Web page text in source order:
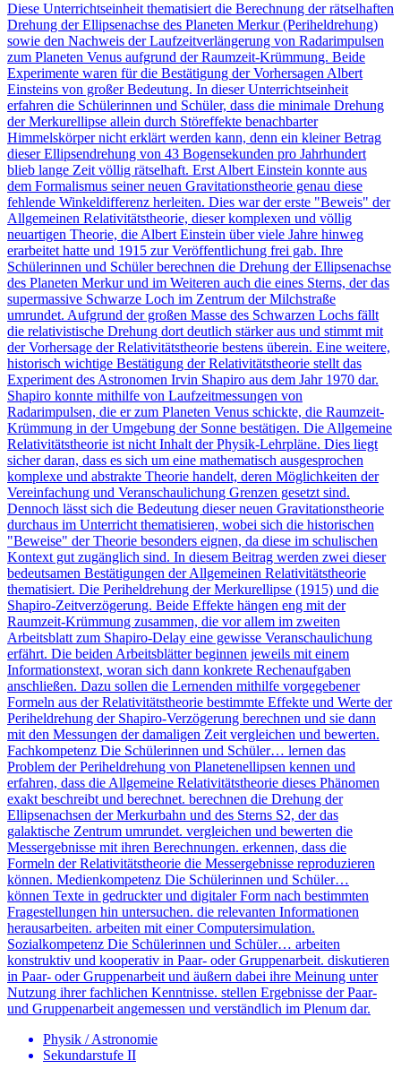
Diese Unterrichtseinheit thematisiert die Berechnung der rätselhaften
Drehung der Ellipsenachse des Planeten Merkur (Periheldrehung)
sowie den Nachweis der Laufzeitverlängerung von Radarimpulsen
zum Planeten Venus aufgrund der Raumzeit-Krümmung. Beide
Experimente waren für die Bestätigung der Vorhersagen Albert
Einsteins von großer Bedeutung. In dieser Unterrichtseinheit
erfahren die Schülerinnen und Schüler, dass die minimale Drehung
der Merkurellipse allein durch Störeffekte benachbarter
Himmelskörper nicht erklärt werden kann, denn ein kleiner Betrag
dieser Ellipsendrehung von 43 Bogensekunden pro Jahrhundert
blieb lange Zeit völlig rätselhaft. Erst Albert Einstein konnte aus
dem Formalismus seiner neuen Gravitationstheorie genau diese
fehlende Winkeldifferenz herleiten. Dies war der erste "Beweis" der
Allgemeinen Relativitätstheorie, dieser komplexen und völlig
neuartigen Theorie, die Albert Einstein über viele Jahre hinweg
erarbeitet hatte und 1915 zur Veröffentlichung frei gab. Ihre
Schülerinnen und Schüler berechnen die Drehung der Ellipsenachse
des Planeten Merkur und im Weiteren auch die eines Sterns, der das
supermassive Schwarze Loch im Zentrum der Milchstraße
umrundet. Aufgrund der großen Masse des Schwarzen Lochs fällt
die relativistische Drehung dort deutlich stärker aus und stimmt mit
der Vorhersage der Relativitätstheorie bestens überein. Eine weitere,
historisch wichtige Bestätigung der Relativitätstheorie stellt das
Experiment des Astronomen Irvin Shapiro aus dem Jahr 1970 dar.
Shapiro konnte mithilfe von Laufzeitmessungen von
Radarimpulsen, die er zum Planeten Venus schickte, die Raumzeit-
Krümmung in der Umgebung der Sonne bestätigen. Die Allgemeine
Relativitätstheorie ist nicht Inhalt der Physik-Lehrpläne. Dies liegt
sicher daran, dass es sich um eine mathematisch ausgesprochen
komplexe und abstrakte Theorie handelt, deren Möglichkeiten der
Vereinfachung und Veranschaulichung Grenzen gesetzt sind.
Dennoch lässt sich die Bedeutung dieser neuen Gravitationstheorie
durchaus im Unterricht thematisieren, wobei sich die historischen
"Beweise" der Theorie besonders eignen, da diese im schulischen
Kontext gut zugänglich sind. In diesem Beitrag werden zwei dieser
bedeutsamen Bestätigungen der Allgemeinen Relativitätstheorie
thematisiert. Die Periheldrehung der Merkurellipse (1915) und die
Shapiro-Zeitverzögerung. Beide Effekte hängen eng mit der
Raumzeit-Krümmung zusammen, die vor allem im zweiten
Arbeitsblatt zum Shapiro-Delay eine gewisse Veranschaulichung
erfährt. Die beiden Arbeitsblätter beginnen jeweils mit einem
Informationstext, woran sich dann konkrete Rechenaufgaben
anschließen. Dazu sollen die Lernenden mithilfe vorgegebener
Formeln aus der Relativitätstheorie bestimmte Effekte und Werte der
Periheldrehung der Shapiro-Verzögerung berechnen und sie dann
mit den Messungen der damaligen Zeit vergleichen und bewerten.
Fachkompetenz Die Schülerinnen und Schüler… lernen das
Problem der Periheldrehung von Planetenellipsen kennen und
erfahren, dass die Allgemeine Relativitätstheorie dieses Phänomen
exakt beschreibt und berechnet. berechnen die Drehung der
Ellipsenachsen der Merkurbahn und des Sterns S2, der das
galaktische Zentrum umrundet. vergleichen und bewerten die
Messergebnisse mit ihren Berechnungen. erkennen, dass die
Formeln der Relativitätstheorie die Messergebnisse reproduzieren
können. Medienkompetenz Die Schülerinnen und Schüler…
können Texte in gedruckter und digitaler Form nach bestimmten
Fragestellungen hin untersuchen. die relevanten Informationen
herausarbeiten. arbeiten mit einer Computersimulation.
Sozialkompetenz Die Schülerinnen und Schüler… arbeiten
konstruktiv und kooperativ in Paar- oder Gruppenarbeit. diskutieren
in Paar- oder Gruppenarbeit und äußern dabei ihre Meinung unter
Nutzung ihrer fachlichen Kenntnisse. stellen Ergebnisse der Paar-
und Gruppenarbeit angemessen und verständlich im Plenum dar.
Physik / Astronomie
Sekundarstufe II